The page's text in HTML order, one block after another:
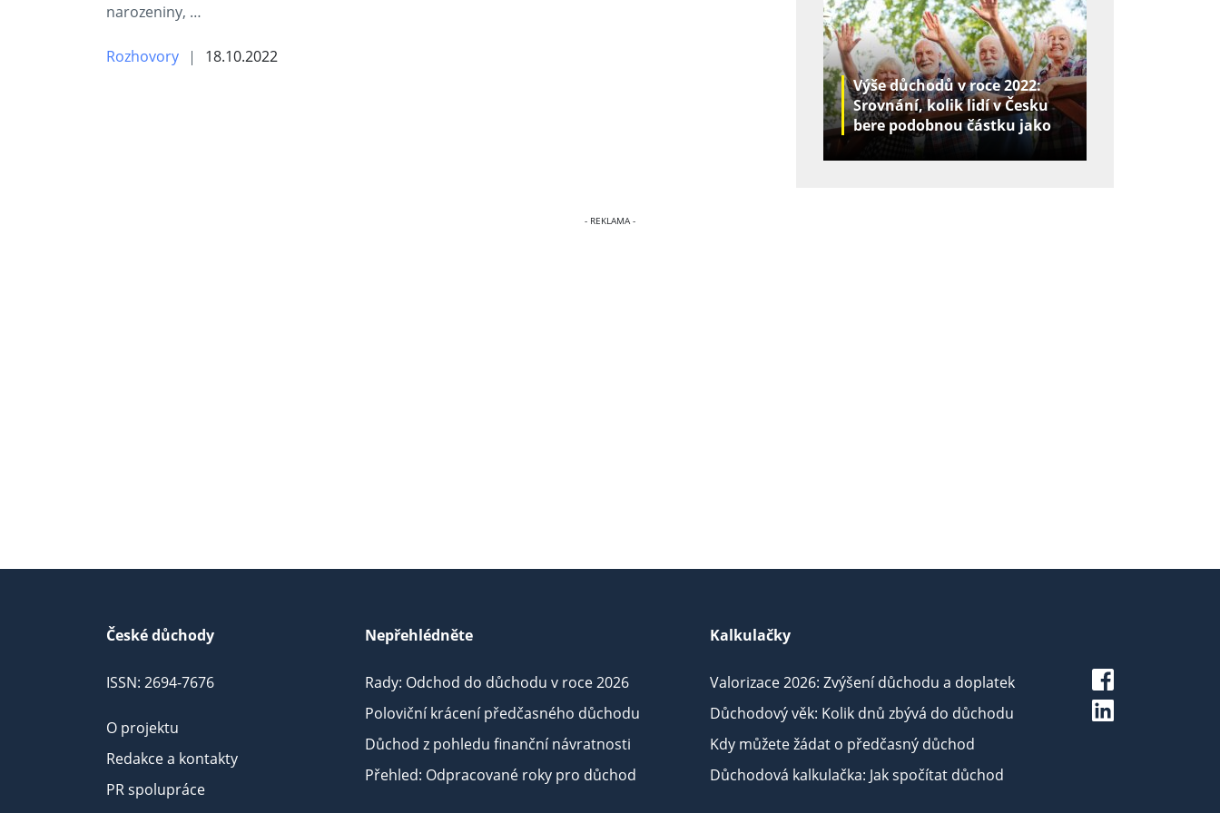
narozeniny, …
Rozhovory
18.10.2022
Výše důchodů v roce 2022:
Srovnání, kolik lidí v Česku
bere podobnou částku jako
České důchody
ISSN: 2694-7676
O projektu
Redakce a kontakty
PR spolupráce
Nepřehlédněte
Rady: Odchod do důchodu v roce 2026
Poloviční krácení předčasného důchodu
Důchod z pohledu finanční návratnosti
Přehled: Odpracované roky pro důchod
Kalkulačky
Valorizace 2026: Zvýšení důchodu a doplatek
Důchodový věk: Kolik dnů zbývá do důchodu
Kdy můžete žádat o předčasný důchod
Důchodová kalkulačka: Jak spočítat důchod